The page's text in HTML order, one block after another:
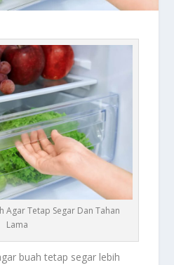
Agar Tetap Segar Dan Tahan
Lama
buah tetap segar lebih